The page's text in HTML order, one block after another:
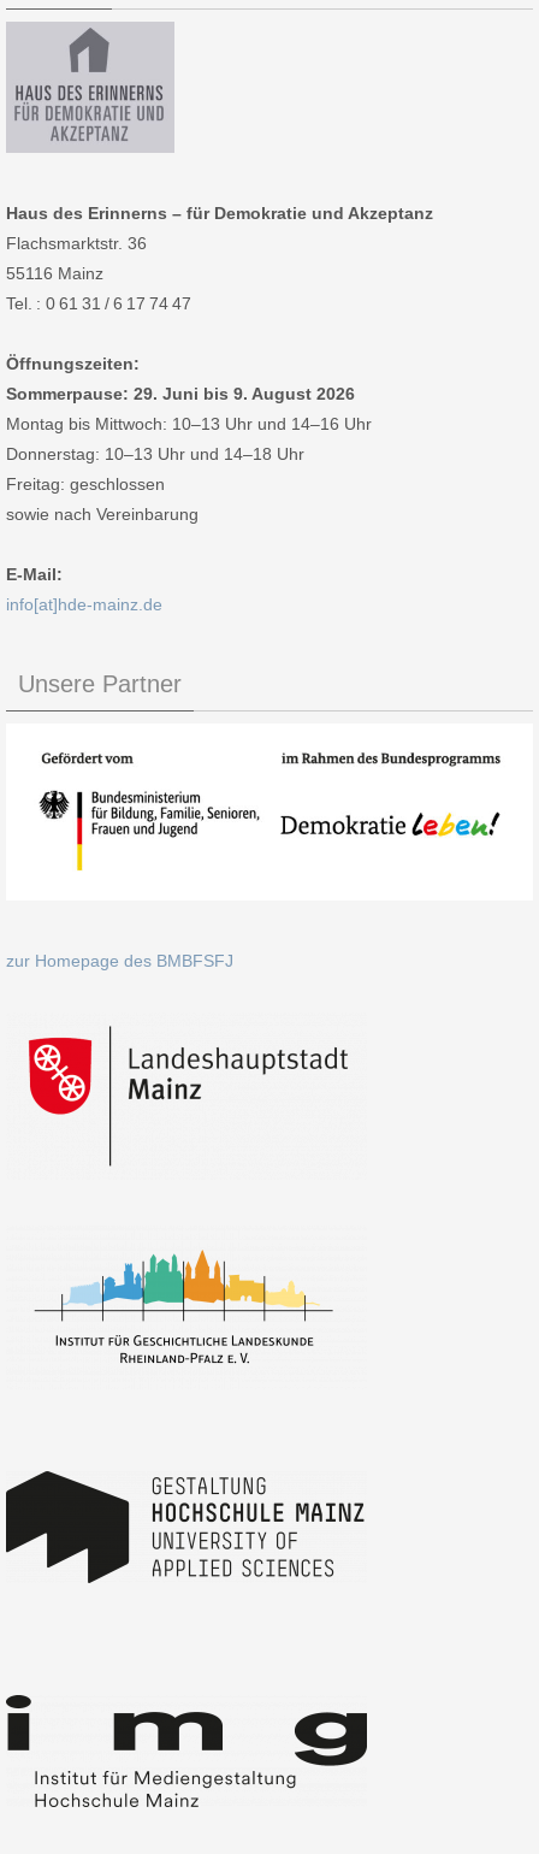
Haus des Erinnerns – für Demokratie und Akzeptanz
Flachsmarktstr. 36
55116 Mainz
Tel. : 0 61 31 / 6 17 74 47
Öffnungszeiten:
Sommerpause: 29. Juni bis 9. August 2026
Montag bis Mittwoch: 10–13 Uhr und 14–16 Uhr
Donnerstag: 10–13 Uhr und 14–18 Uhr
Freitag: geschlossen
sowie nach Vereinbarung
E-Mail:
info[at]hde-mainz.de
Unsere Partner
zur Homepage des BMBFSFJ